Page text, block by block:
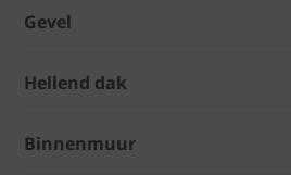
Gevel
Hellend dak
Binnenmuur